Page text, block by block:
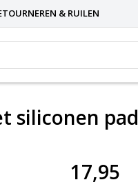
& RUILEN
siliconen pad
17,95